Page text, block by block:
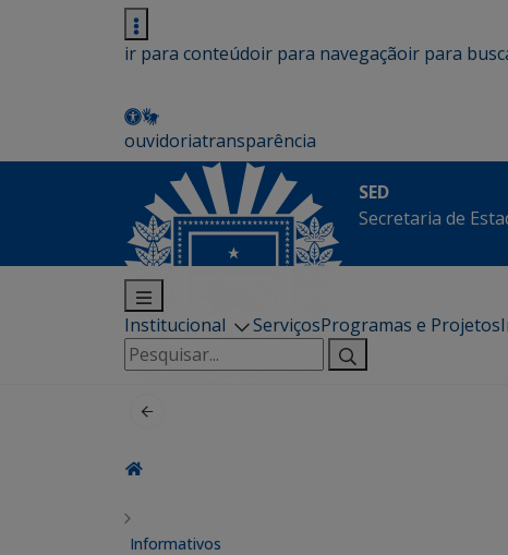
ir para conteúdoir para navegaçãoir para
ouvidoriatransparência
SED
Secretaria de
Institucional ServiçosProgramas e Projetos
Pesquisar
por:
Informativos